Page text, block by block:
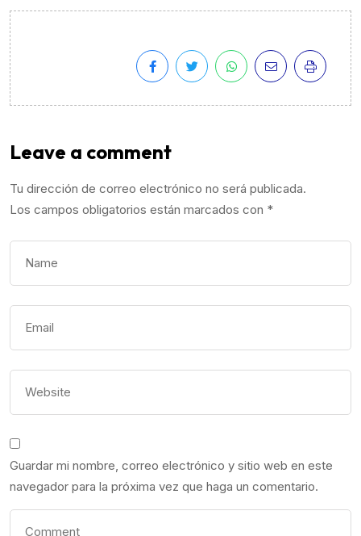
Leave a comment
Tu dirección de correo electrónico no será publicada.
Los campos obligatorios están marcados con *
Guardar mi nombre, correo electrónico y sitio web en este
navegador para la próxima vez que haga un comentario.